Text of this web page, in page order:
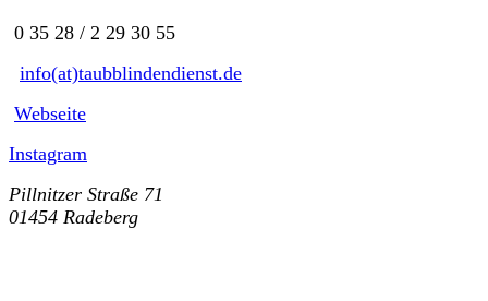
0 35 28 / 2 29 30 55
info(at)taubblindendienst.de
Webseite
Instagram
Pillnitzer Straße 71
01454 Radeberg